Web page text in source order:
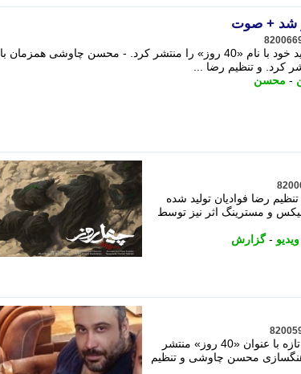
شد + صوت
محسن چاوشی همزمان با فرارسیدن ایام اربعین، قطعه جدید خود با نام «40 روز» را منتشر کرد. - محسن چاوشی همزمان با
- محسن
رضا فوادیان تولید شده
و مسترینگ اثر نیز توسط
-گزارش
محسن چاوشی همزمان با فرارسیدن ایام اربعین، قطعه ای تازه با عنوان «40 روز» منتشر
محسن چاوشی و تنظیم